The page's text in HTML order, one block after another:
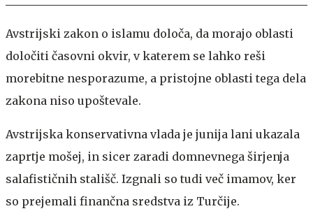
Avstrijski zakon o islamu določa, da morajo oblasti
določiti časovni okvir, v katerem se lahko reši
morebitne nesporazume, a pristojne oblasti tega dela
zakona niso upoštevale.
Avstrijska konservativna vlada je junija lani ukazala
zaprtje mošej, in sicer zaradi domnevnega širjenja
salafističnih stališč. Izgnali so tudi več imamov, ker
so prejemali finančna sredstva iz Turčije.